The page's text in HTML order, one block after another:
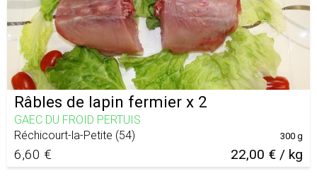
Râbles de lapin fermier x 2
GAEC DU FROID PERTUIS
Réchicourt-la-Petite (54)
6,60 € 22,00 € / kg
300 g